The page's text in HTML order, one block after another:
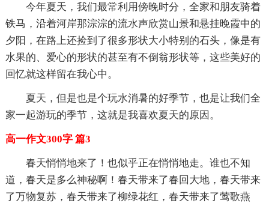
今年夏天，我们最常利用傍晚时分，全家和朋友骑着
铁马，沿着河岸那淙淙的流水声欣赏山景和悬挂晚霞中的
夕阳，在路上还捡到了很多形状大小特别的石头，像是有
水果的、爱心的形状的甚至有不倒翁形状等，这些美好的
回忆就这样留在我心中。
夏天，但是也是个玩水消暑的好季节，也是让我们全
家一起游玩的季节，这就是我喜欢夏天的原因。
高一作文300字 篇3
春天悄悄地来了！也似乎正在悄悄地走。谁也不知
道，春天是多么神秘啊！春天带来了春回大地，春天带来
了万物复苏，春天带来了柳绿花红，春天带来了莺歌燕